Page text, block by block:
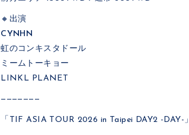
🔸出演
CYNHN
虹のコンキスタドール
ミームトーキョー
LINKL PLANET
———————
「TIF ASIA TOUR 2026 in Taipei DAY2 -DAY-」